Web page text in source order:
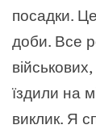
посадки.
доби. Все
їздили на
виклик. Я